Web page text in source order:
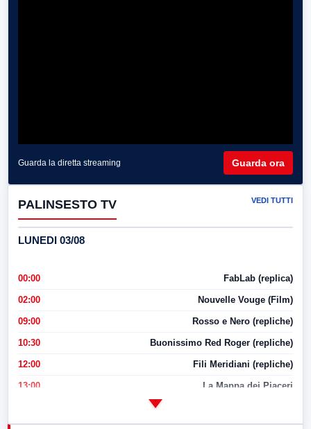
Guarda la diretta streaming Guarda ora
PALINSESTO TV VEDI TUTTI
LUNEDI 03/08
00:00 FabLab (replica)
02:00 Nouvelle Vouge (Film)
09:00 Rosso e Nero (repliche)
10:30 Buonissimo Red Roger (repliche)
12:00 Fili Meridiani (repliche)
13:00 La Mappa dei Piaceri